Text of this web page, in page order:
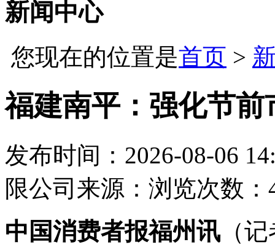
新闻中心
您现在的位置是首页 >
福建南平：强化节前
发布时间：2026-08-06
限公司 来源： 浏览次数：
中国消费者报福州讯 （